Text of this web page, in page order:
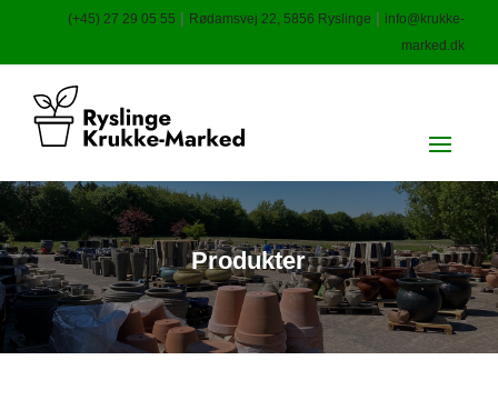
(+45) 27 29 05 55 | Rødamsvej 22, 5856 Ryslinge | info@krukke-
marked.dk
Produkter